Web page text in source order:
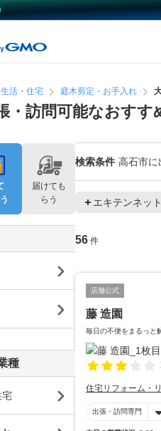
活・住宅 庭木剪定・お手入れ
・訪問可能なおす
検索条件 高石市に
エキテンネッ
56 件
店舗公式
藤 造園
毎日の不便をまるっと
住宅リフォーム・
出張・訪問専門
届けても
らう
種
宅